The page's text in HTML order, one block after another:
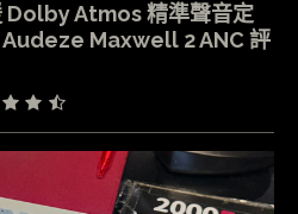
Dolby Atmos 精準聲音定
Maxwell 2 ANC 評